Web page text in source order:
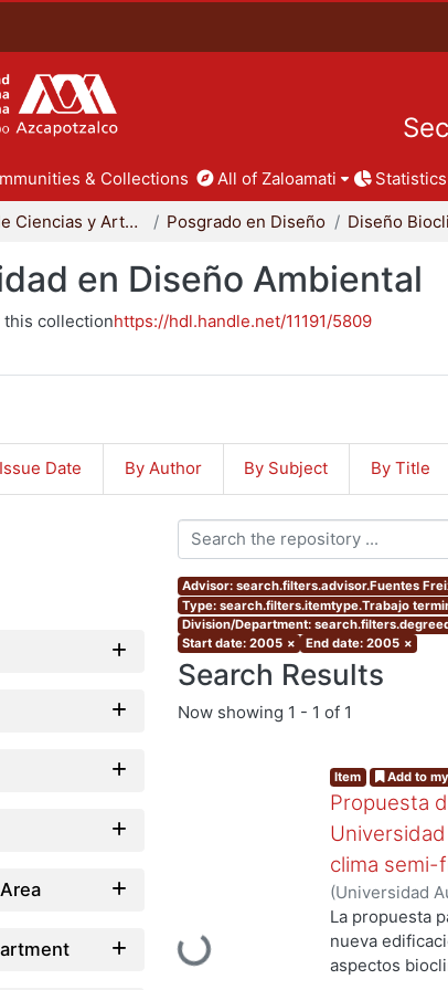
& Collections All of Zaloamati Statistics
División de Ciencias y Artes para el Diseño Posgrado en Diseño Diseño
en Diseño Ambiental
this collectionhttps://hdl.handle.net/11191/5809
Date By Author By Subject By Title
Advisor: search.filters.advisor.Fuentes
Type: search.filters.itemtype.Trabajo
Division/Department:
Start date: 2005 × End date: 2005 ×
Search Results
Now showing 1 - 1 of 1
Loading...
Item Add to
Propuesta
clima semi-
(Universidad
de Servicios
La propuesta
nueva
aspectos